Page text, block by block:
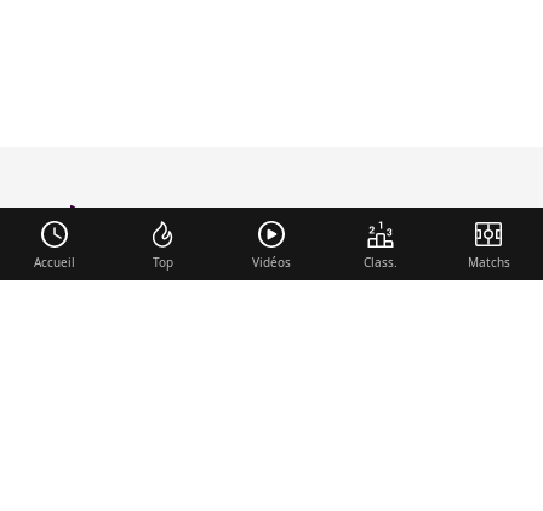
foot-anglais.com
Accueil Top Vidéos Class. Matchs